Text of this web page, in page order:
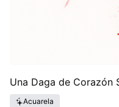
Una Daga de Corazón
Acuarela